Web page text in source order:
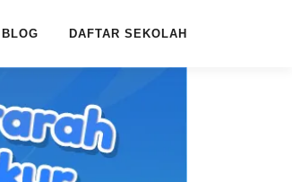
BLOG DAFTAR SEKOLAH